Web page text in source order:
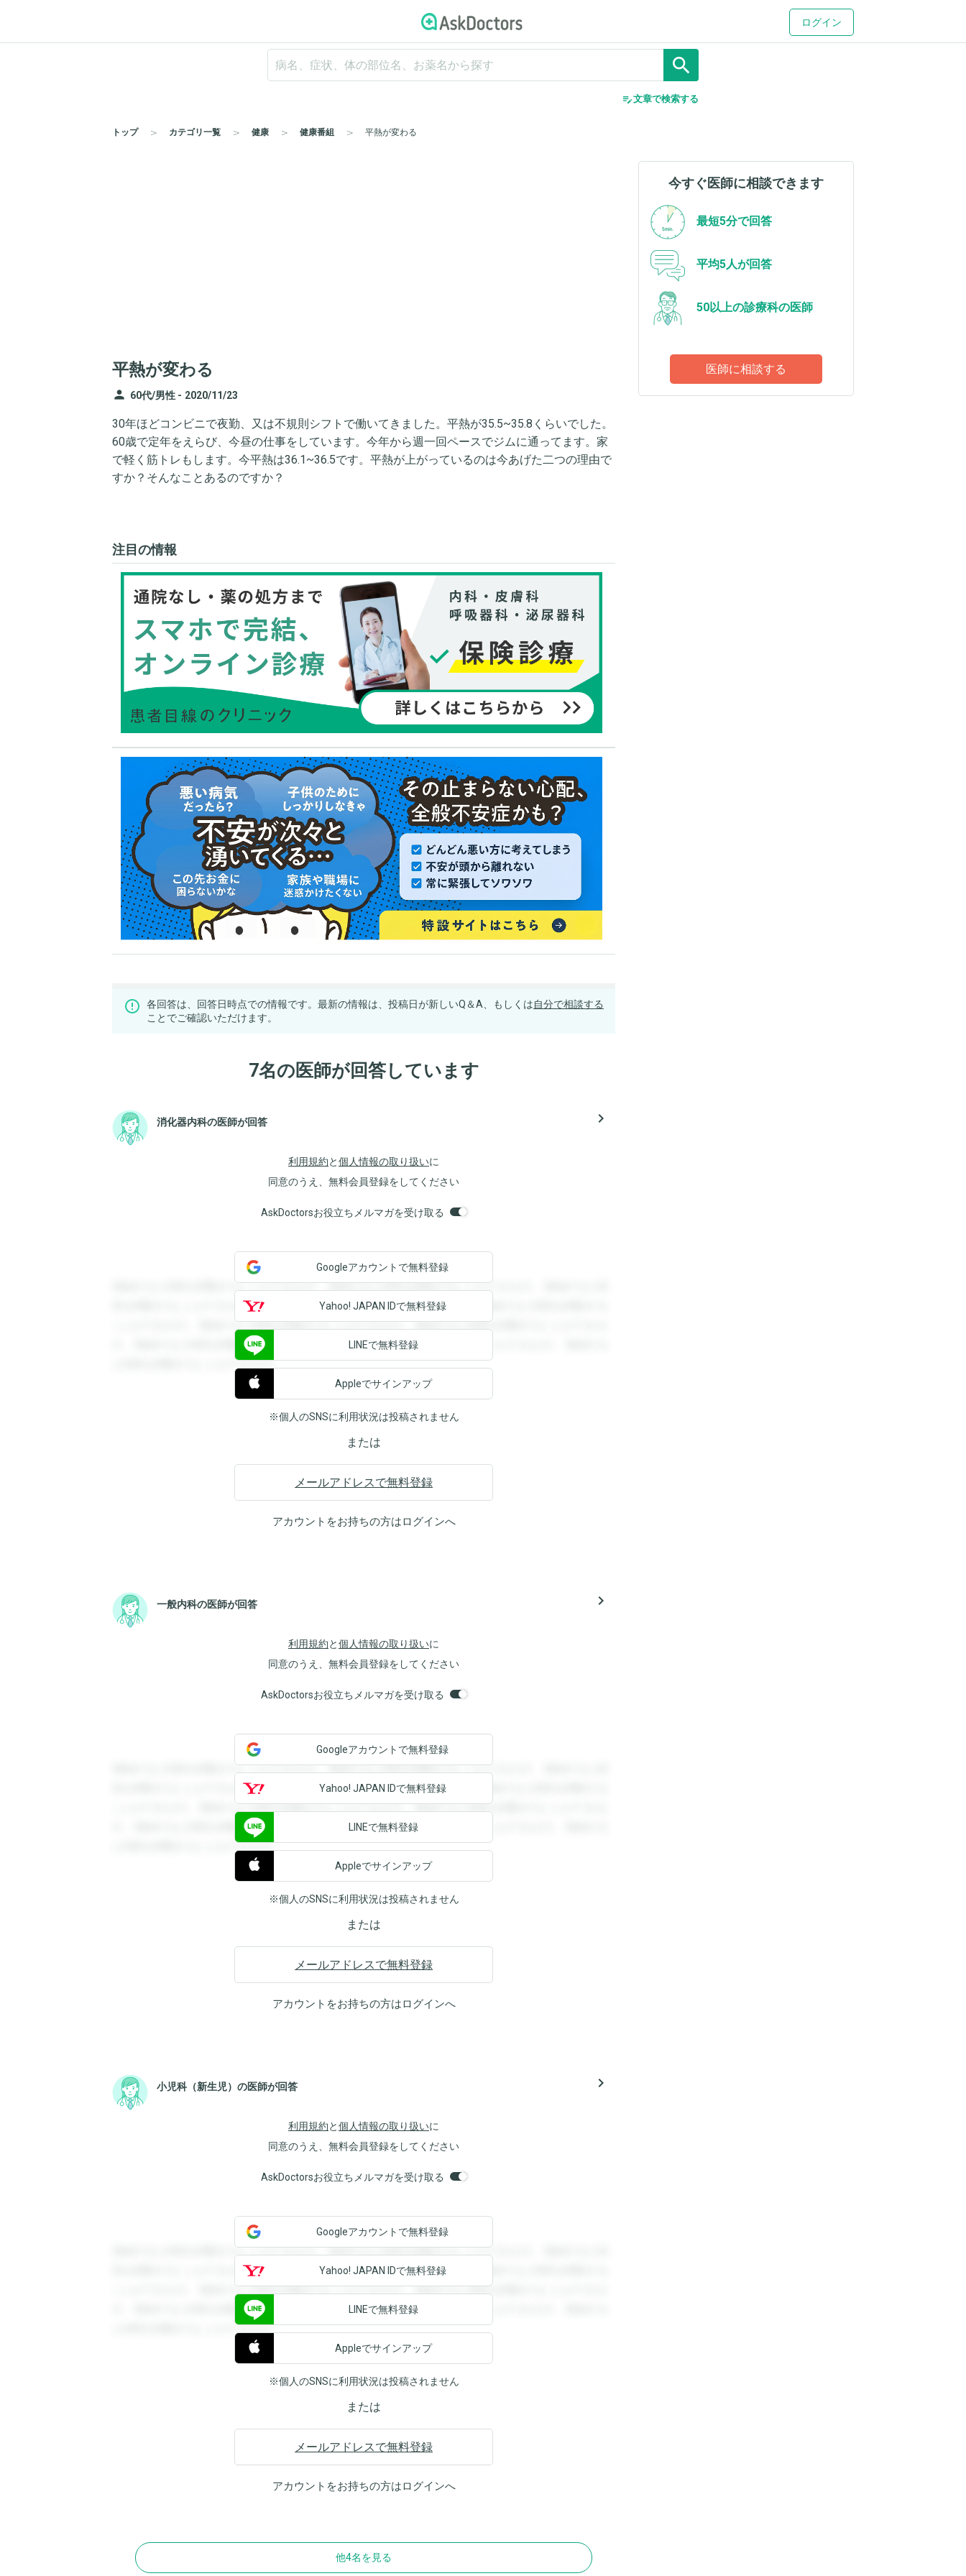
ログイン
search
edit_note文章で検索する
トップ カテゴリ一覧 健康 健康番組 平熱が変わる
平熱が変わる
person 60代/男性 - 2020/11/23
30年ほどコンビニで夜勤、又は不規則シフトで働いてきました。平熱が35.5~35.8くらいでした。
60歳で定年をえらび、今昼の仕事をしています。今年から週一回ペースでジムに通ってます。家
で軽く筋トレもします。今平熱は36.1~36.5です。平熱が上がっているのは今あげた二つの理由で
すか？そんなことあるのですか？
注目の情報
各回答は、回答日時点での情報です。最新の情報は、投稿日が新しいQ＆A、もしくは自分で相談する
ことでご確認いただけます。
7名の医師が回答しています
消化器内科の医師が回答 navigate_next
利用規約と個人情報の取り扱いに
同意のうえ、無料会員登録をしてください
AskDoctorsお役立ちメルマガを受け取る
登録すると回答を閲覧することができます。登録すると回答を閲覧することができます。登録すると回
答を閲覧することができます。登録すると回答を閲覧することができます。登録すると回答を閲覧する
ことができます。登録すると回答を閲覧することができます。登録すると回答を閲覧することができま
す。登録すると回答を閲覧することができます。登録すると回答を閲覧することができます。登録する
と回答を閲覧することができます。
Googleアカウントで無料登録
Yahoo! JAPAN IDで無料登録
LINEで無料登録
Appleでサインアップ
※個人のSNSに利用状況は投稿されません
または
メールアドレスで無料登録
アカウントをお持ちの方はログインへ
一般内科の医師が回答 navigate_next
利用規約と個人情報の取り扱いに
同意のうえ、無料会員登録をしてください
AskDoctorsお役立ちメルマガを受け取る
登録すると回答を閲覧することができます。登録すると回答を閲覧することができます。登録すると回
答を閲覧することができます。登録すると回答を閲覧することができます。登録すると回答を閲覧する
ことができます。登録すると回答を閲覧することができます。登録すると回答を閲覧することができま
す。登録すると回答を閲覧することができます。登録すると回答を閲覧することができます。登録する
と回答を閲覧することができます。
Googleアカウントで無料登録
Yahoo! JAPAN IDで無料登録
LINEで無料登録
Appleでサインアップ
※個人のSNSに利用状況は投稿されません
または
メールアドレスで無料登録
アカウントをお持ちの方はログインへ
小児科（新生児）の医師が回答 navigate_next
利用規約と個人情報の取り扱いに
同意のうえ、無料会員登録をしてください
AskDoctorsお役立ちメルマガを受け取る
登録すると回答を閲覧することができます。登録すると回答を閲覧することができます。登録すると回
答を閲覧することができます。登録すると回答を閲覧することができます。登録すると回答を閲覧する
ことができます。登録すると回答を閲覧することができます。登録すると回答を閲覧することができま
す。登録すると回答を閲覧することができます。登録すると回答を閲覧することができます。登録する
と回答を閲覧することができます。
Googleアカウントで無料登録
Yahoo! JAPAN IDで無料登録
LINEで無料登録
Appleでサインアップ
※個人のSNSに利用状況は投稿されません
または
メールアドレスで無料登録
アカウントをお持ちの方はログインへ
他4名を見る
今すぐ医師に相談できます
最短5分で回答
平均5人が回答
50以上の診療科の医師
医師に相談する